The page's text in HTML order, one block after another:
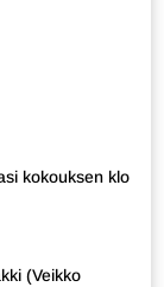
kokouksen klo
(Veikko